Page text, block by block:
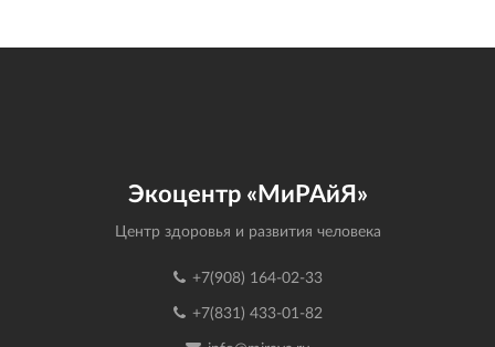
Экоцентр «МиРАйЯ»
Центр здоровья и развития человека
+7(908) 164-02-33
+7(831) 433-01-82